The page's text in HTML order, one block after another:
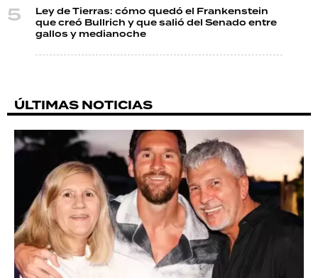
Ley de Tierras: cómo quedó el Frankenstein
que creó Bullrich y que salió del Senado entre
gallos y medianoche
ÚLTIMAS NOTICIAS